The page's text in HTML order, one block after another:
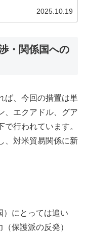
2025.10.19
・関係国への
ば、今回の措置は単
、エクアドル、グア
行われています。
、対米貿易関係に新
）にとっては追い
保護派の反発）